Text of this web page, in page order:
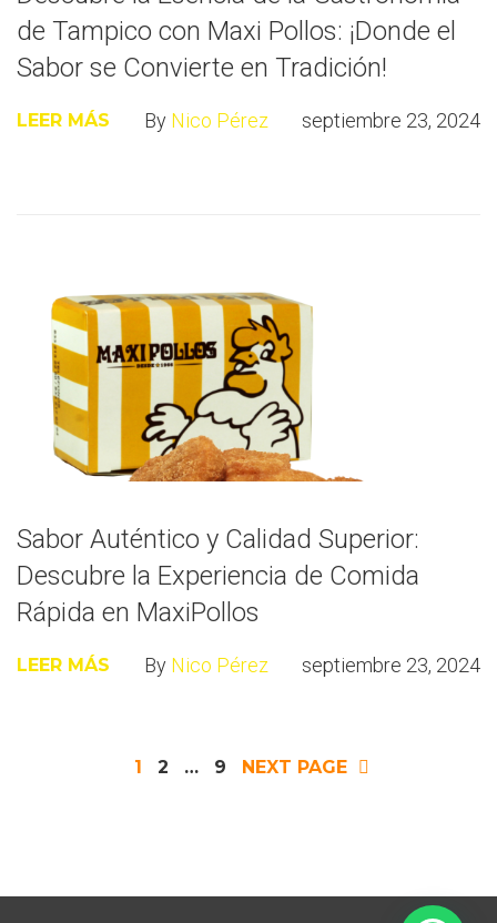
de Tampico con Maxi Pollos: ¡Donde el
Sabor se Convierte en Tradición!
LEER MÁS By Nico Pérez septiembre 23, 2024
Sabor Auténtico y Calidad Superior:
Descubre la Experiencia de Comida
Rápida en MaxiPollos
LEER MÁS By Nico Pérez septiembre 23, 2024
Paginación
1 2 … 9 NEXT PAGE